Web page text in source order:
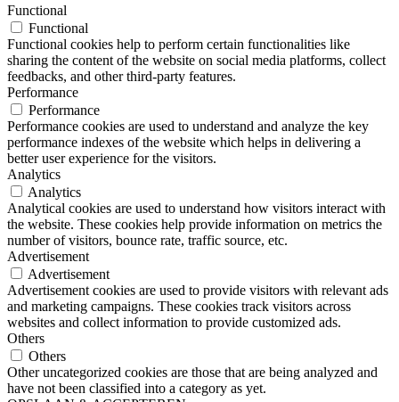
Functional
Functional
Functional cookies help to perform certain functionalities like
sharing the content of the website on social media platforms, collect
feedbacks, and other third-party features.
Performance
Performance
Performance cookies are used to understand and analyze the key
performance indexes of the website which helps in delivering a
better user experience for the visitors.
Analytics
Analytics
Analytical cookies are used to understand how visitors interact with
the website. These cookies help provide information on metrics the
number of visitors, bounce rate, traffic source, etc.
Advertisement
Advertisement
Advertisement cookies are used to provide visitors with relevant ads
and marketing campaigns. These cookies track visitors across
websites and collect information to provide customized ads.
Others
Others
Other uncategorized cookies are those that are being analyzed and
have not been classified into a category as yet.